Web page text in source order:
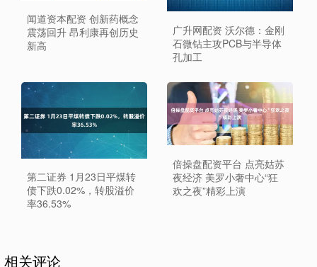
闻道资本配资 创新药概念
震荡回升 昂利康再创历史
新高
广升网配资 沃尔德：金刚
石微钻主攻PCB与半导体
孔加工
第二证券 1月23日平煤转
债下跌0.02%，转股溢价
率36.53%
倍操盘配资平台 点亮姑苏
夜经济 美罗小奢中心“狂
欢之夜”精彩上演
相关评论